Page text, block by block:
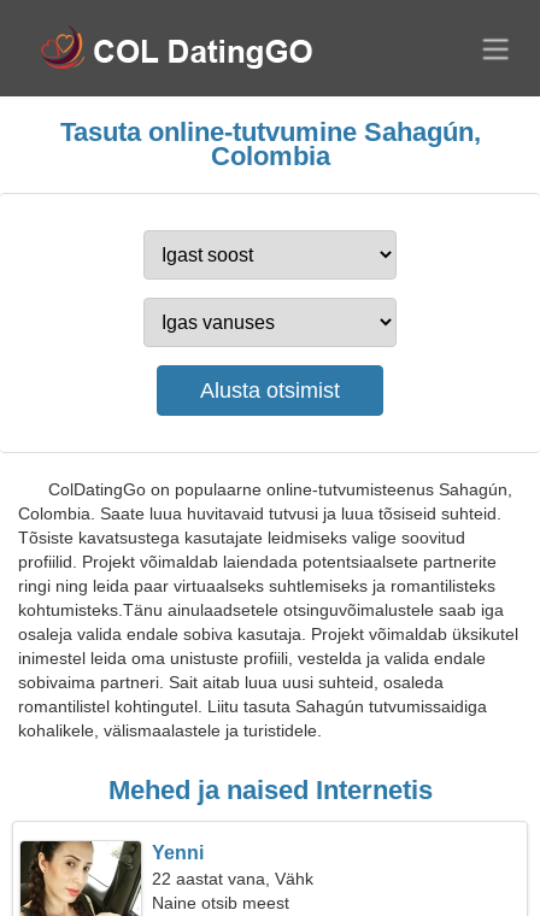
Tasuta online-tutvumine Sahagún,
Colombia
ColDatingGo on populaarne online-tutvumisteenus Sahagún,
Colombia. Saate luua huvitavaid tutvusi ja luua tõsiseid suhteid.
Tõsiste kavatsustega kasutajate leidmiseks valige soovitud
profiilid. Projekt võimaldab laiendada potentsiaalsete partnerite
ringi ning leida paar virtuaalseks suhtlemiseks ja romantilisteks
kohtumisteks.Tänu ainulaadsetele otsinguvõimalustele saab iga
osaleja valida endale sobiva kasutaja. Projekt võimaldab üksikutel
inimestel leida oma unistuste profiili, vestelda ja valida endale
sobivaima partneri. Sait aitab luua uusi suhteid, osaleda
romantilistel kohtingutel. Liitu tasuta Sahagún tutvumissaidiga
kohalikele, välismaalastele ja turistidele.
Mehed ja naised Internetis
Yenni
22 aastat vana, Vähk
Naine otsib meest